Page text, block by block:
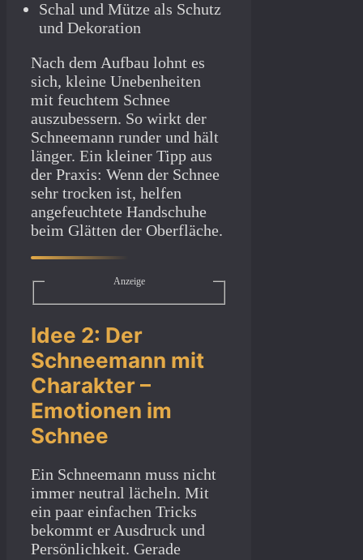
Schal und Mütze als Schutz
und Dekoration
Nach dem Aufbau lohnt es
sich, kleine Unebenheiten
mit feuchtem Schnee
auszubessern. So wirkt der
Schneemann runder und hält
länger. Ein kleiner Tipp aus
der Praxis: Wenn der Schnee
sehr trocken ist, helfen
angefeuchtete Handschuhe
beim Glätten der Oberfläche.
Anzeige
Idee 2: Der
Schneemann mit
Charakter –
Emotionen im
Schnee
Ein Schneemann muss nicht
immer neutral lächeln. Mit
ein paar einfachen Tricks
bekommt er Ausdruck und
Persönlichkeit. Gerade